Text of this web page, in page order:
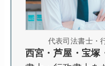
代表司法書士
西宮・芦屋・宝塚